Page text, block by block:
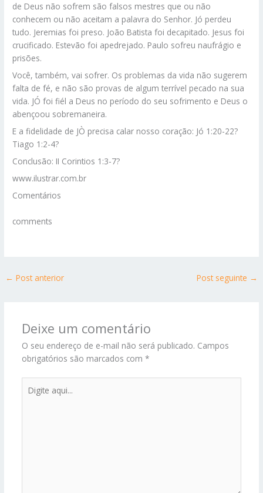
de Deus não sofrem são falsos mestres que ou não
conhecem ou não aceitam a palavra do Senhor. Jó perdeu
tudo. Jeremias foi preso. João Batista foi decapitado. Jesus foi
crucificado. Estevão foi apedrejado. Paulo sofreu naufrágio e
prisões.
Você, também, vai sofrer. Os problemas da vida não sugerem
falta de fé, e não são provas de algum terrível pecado na sua
vida. JÓ foi fiél a Deus no período do seu sofrimento e Deus o
abençoou sobremaneira.
E a fidelidade de JÒ precisa calar nosso coração: Jó 1:20-22?
Tiago 1:2-4?
Conclusão: II Corintios 1:3-7?
www.ilustrar.com.br
Comentários
comments
← Post anterior Post seguinte →
Deixe um comentário
O seu endereço de e-mail não será publicado. Campos
obrigatórios são marcados com *
aqui...